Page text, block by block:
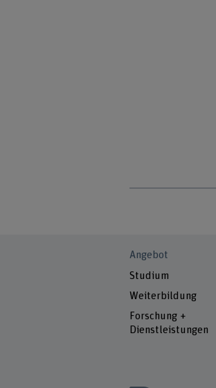
Angebot
Studium
Weiterbildung
Forschung +
Dienstleistungen